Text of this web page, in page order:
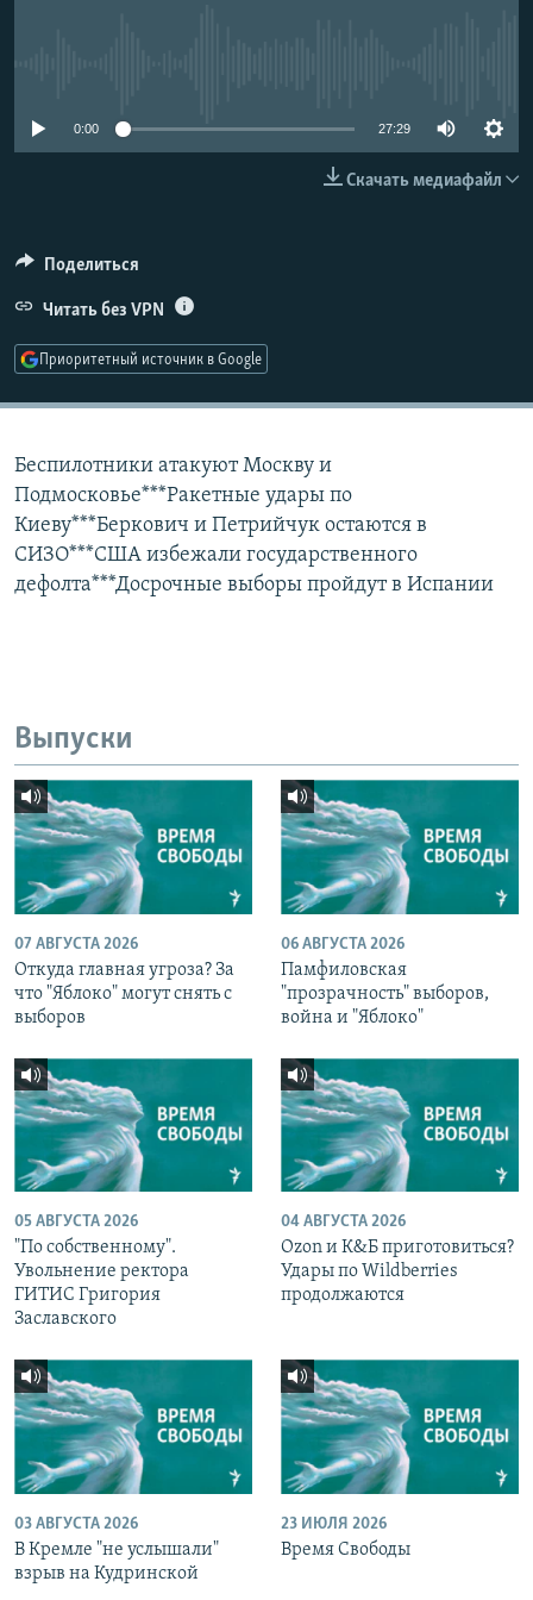
СОЦИАЛЬНЫЕ СЕТИ
0:00 27:29
Скачать медиафайл
Поделиться
Читать без VPN
Приоритетный источник в Google
Беспилотники атакуют Москву и
Подмосковье***Ракетные удары по
Киеву***Беркович и Петрийчук остаются в
СИЗО***США избежали государственного
дефолта***Досрочные выборы пройдут в Испании
Выпуски
07 АВГУСТА 2026
Откуда главная угроза? За
что "Яблоко" могут снять с
выборов
06 АВГУСТА 2026
Памфиловская
"прозрачность" выборов,
война и "Яблоко"
05 АВГУСТА 2026
"По собственному".
Увольнение ректора
ГИТИС Григория
Заславского
04 АВГУСТА 2026
Ozon и К&Б приготовиться?
Удары по Wildberries
продолжаются
03 АВГУСТА 2026
В Кремле "не услышали"
взрыв на Кудринской
23 ИЮЛЯ 2026
Время Свободы